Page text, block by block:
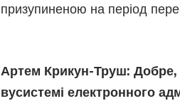
призупиненою на період
Артем Крикун-Труш: Добре,
вусистемі електронного